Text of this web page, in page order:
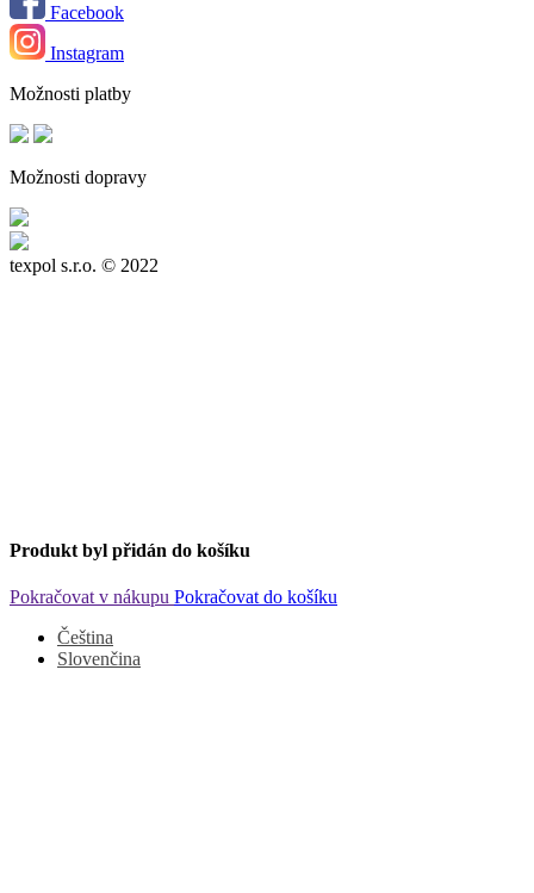
Facebook
Instagram
Možnosti platby
Možnosti dopravy
texpol s.r.o. © 2022
Produkt byl přidán do košíku
Pokračovat v nákupu Pokračovat do košíku
Čeština
Slovenčina